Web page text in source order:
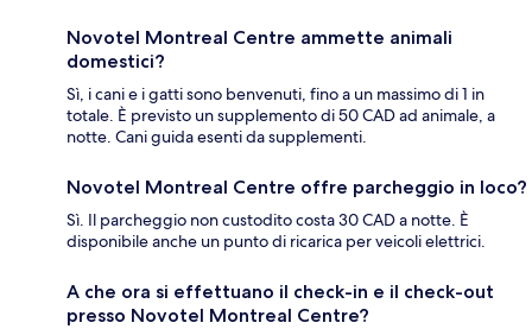
Novotel Montreal Centre ammette animali
domestici?
Sì, i cani e i gatti sono benvenuti, fino a un massimo di 1 in
totale. È previsto un supplemento di 50 CAD ad animale, a
notte. Cani guida esenti da supplementi.
Novotel Montreal Centre offre parcheggio in loco?
Sì. Il parcheggio non custodito costa 30 CAD a notte. È
disponibile anche un punto di ricarica per veicoli elettrici.
A che ora si effettuano il check-in e il check-out
presso Novotel Montreal Centre?